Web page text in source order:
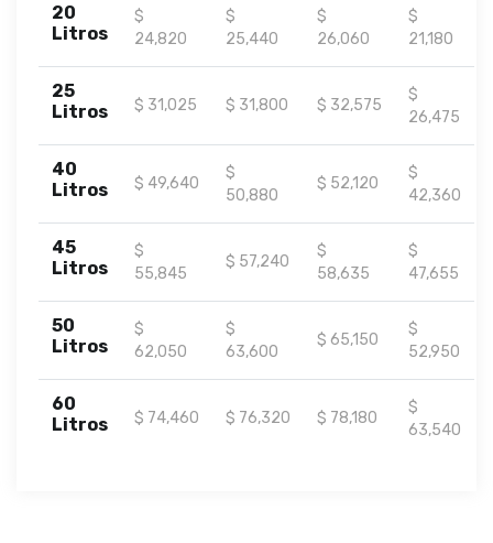
20
Litros
$
24,820
$
25,440
$
26,060
$
21,180
25
Litros
$ 31,025 $ 31,800 $ 32,575
$
26,475
40
Litros
$ 49,640
$
50,880
$ 52,120
$
42,360
45
Litros
$
55,845
$ 57,240
$
58,635
$
47,655
50
Litros
$
62,050
$
63,600
$ 65,150
$
52,950
60
Litros
$ 74,460 $ 76,320 $ 78,180
$
63,540